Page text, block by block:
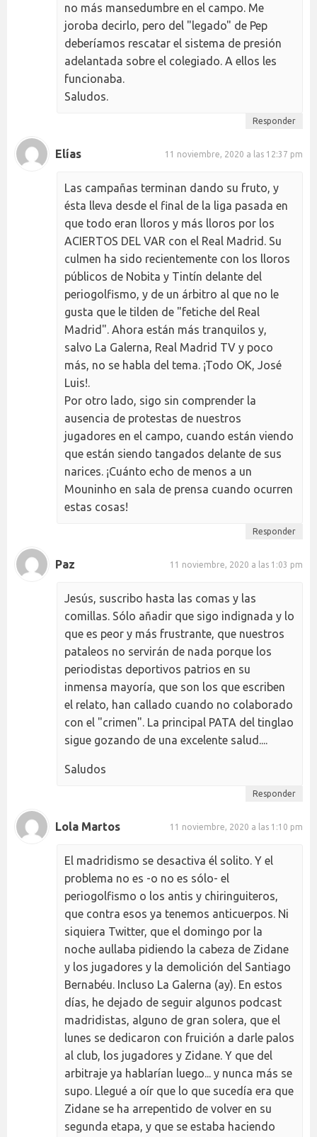
no más mansedumbre en el campo. Me
joroba decirlo, pero del "legado" de Pep
deberíamos rescatar el sistema de presión
adelantada sobre el colegiado. A ellos les
funcionaba.
Saludos.
Responder
Elías 11 noviembre, 2020 a las 12:37 pm
Las campañas terminan dando su fruto, y
ésta lleva desde el final de la liga pasada en
que todo eran lloros y más lloros por los
ACIERTOS DEL VAR con el Real Madrid. Su
culmen ha sido recientemente con los lloros
públicos de Nobita y Tintín delante del
periogolfismo, y de un árbitro al que no le
gusta que le tilden de "fetiche del Real
Madrid". Ahora están más tranquilos y,
salvo La Galerna, Real Madrid TV y poco
más, no se habla del tema. ¡Todo OK, José
Luis!.
Por otro lado, sigo sin comprender la
ausencia de protestas de nuestros
jugadores en el campo, cuando están viendo
que están siendo tangados delante de sus
narices. ¡Cuánto echo de menos a un
Mouninho en sala de prensa cuando ocurren
estas cosas!
Responder
Paz 11 noviembre, 2020 a las 1:03 pm
Jesús, suscribo hasta las comas y las
comillas. Sólo añadir que sigo indignada y lo
que es peor y más frustrante, que nuestros
pataleos no servirán de nada porque los
periodistas deportivos patrios en su
inmensa mayoría, que son los que escriben
el relato, han callado cuando no colaborado
con el "crimen". La principal PATA del tinglao
sigue gozando de una excelente salud....
Saludos
Responder
Lola Martos 11 noviembre, 2020 a las 1:10 pm
El madridismo se desactiva él solito. Y el
problema no es -o no es sólo- el
periogolfismo o los antis y chiringuiteros,
que contra esos ya tenemos anticuerpos. Ni
siquiera Twitter, que el domingo por la
noche aullaba pidiendo la cabeza de Zidane
y los jugadores y la demolición del Santiago
Bernabéu. Incluso La Galerna (ay). En estos
días, he dejado de seguir algunos podcast
madridistas, alguno de gran solera, que el
lunes se dedicaron con fruición a darle palos
al club, los jugadores y Zidane. Y que del
arbitraje ya hablarían luego... y nunca más se
supo. Llegué a oír que lo que sucedía era que
Zidane se ha arrepentido de volver en su
segunda etapa, y que se estaba haciendo